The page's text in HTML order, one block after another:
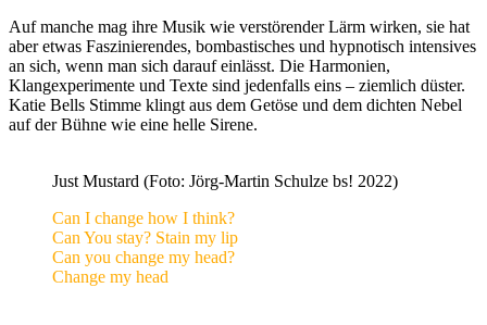
Auf manche mag ihre Musik wie verstörender Lärm wirken, sie hat
aber etwas Faszinierendes, bombastisches und hypnotisch intensives
an sich, wenn man sich darauf einlässt. Die Harmonien,
Klangexperimente und Texte sind jedenfalls eins – ziemlich düster.
Katie Bells Stimme klingt aus dem Getöse und dem dichten Nebel
auf der Bühne wie eine helle Sirene.
Just Mustard (Foto: Jörg-Martin Schulze bs! 2022)
Can I change how I think?
Can You stay? Stain my lip
Can you change my head?
Change my head